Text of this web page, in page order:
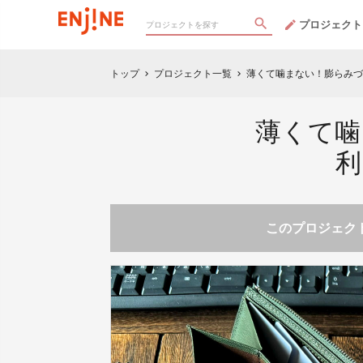
プロジェク
トップ chevron_right プロジェクト一覧 chevron_right 薄くて噛まない！膨らみ
薄くて
このプロジェク